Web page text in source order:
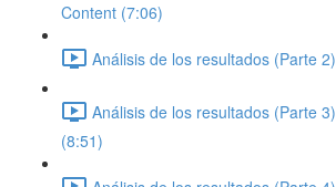
Content (7:06)
Análisis de los resultados (Parte
Análisis de los resultados (Parte
(8:51)